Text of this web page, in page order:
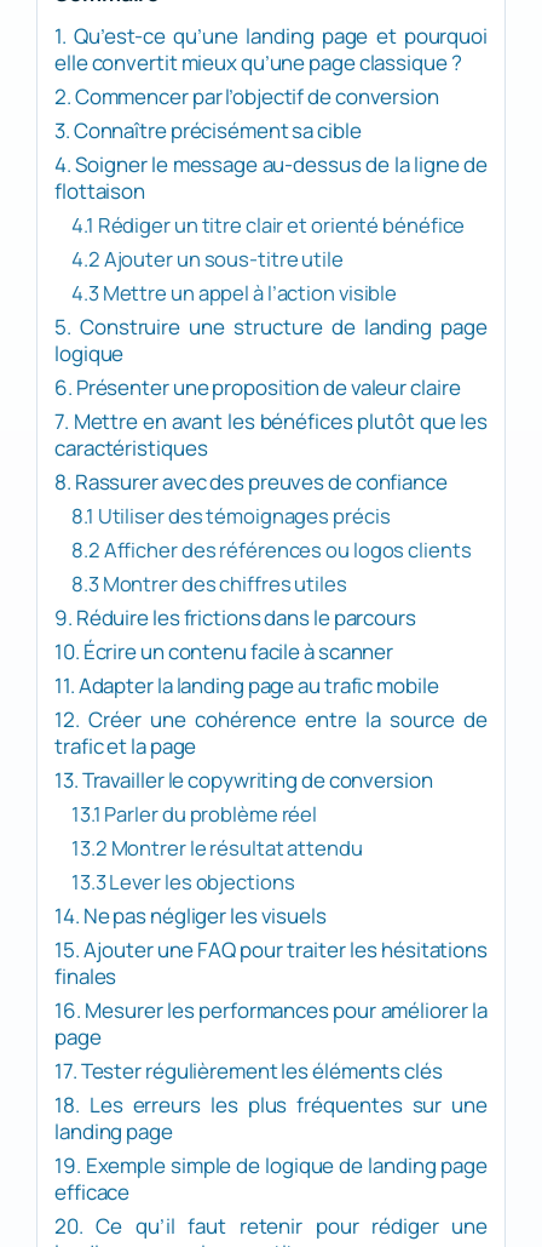
1. Qu’est-ce qu’une landing page et pourquoi
elle convertit mieux qu’une page classique ?
2. Commencer par l’objectif de conversion
3. Connaître précisément sa cible
4. Soigner le message au-dessus de la ligne de
flottaison
4.1 Rédiger un titre clair et orienté bénéfice
4.2 Ajouter un sous-titre utile
4.3 Mettre un appel à l’action visible
5. Construire une structure de landing page
logique
6. Présenter une proposition de valeur claire
7. Mettre en avant les bénéfices plutôt que les
caractéristiques
8. Rassurer avec des preuves de confiance
8.1 Utiliser des témoignages précis
8.2 Afficher des références ou logos clients
8.3 Montrer des chiffres utiles
9. Réduire les frictions dans le parcours
10. Écrire un contenu facile à scanner
11. Adapter la landing page au trafic mobile
12. Créer une cohérence entre la source de
trafic et la page
13. Travailler le copywriting de conversion
13.1 Parler du problème réel
13.2 Montrer le résultat attendu
13.3 Lever les objections
14. Ne pas négliger les visuels
15. Ajouter une FAQ pour traiter les hésitations
finales
16. Mesurer les performances pour améliorer la
page
17. Tester régulièrement les éléments clés
18. Les erreurs les plus fréquentes sur une
landing page
19. Exemple simple de logique de landing page
efficace
20. Ce qu’il faut retenir pour rédiger une